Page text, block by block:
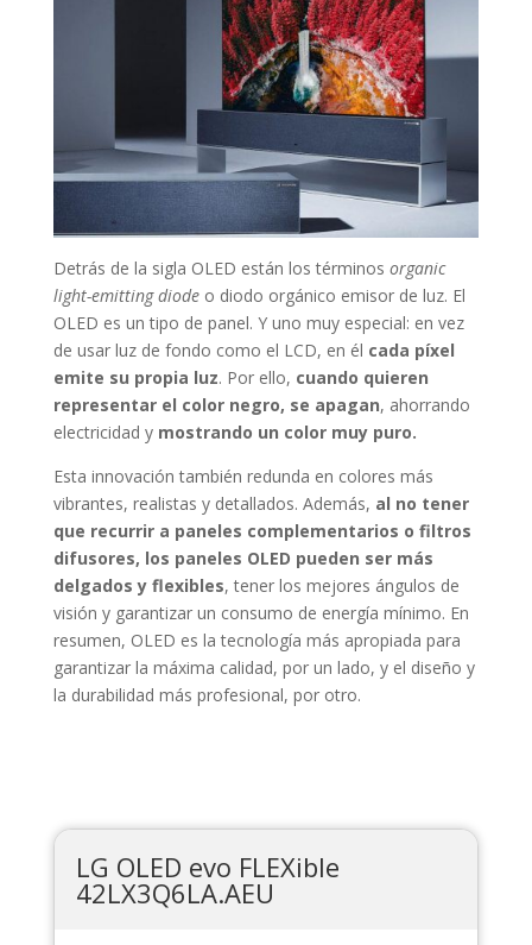
Detrás de la sigla OLED están los términos organic
light-emitting diodeo diodo orgánico emisor de luz. El
OLED es un tipo de panel. Y uno muy especial: en vez
de usar luz de fondo como el LCD, en él cada píxel
emite su propia luz. Por ello, cuando quieren
representar el color negro, se apagan, ahorrando
electricidad y mostrando un color muy puro.
Esta innovación también redunda en colores más
vibrantes, realistas y detallados. Además, al no tener
que recurrir a paneles complementarios o filtros
difusores, los paneles OLED pueden ser más
delgados y flexibles, tener los mejores ángulos de
visión y garantizar un consumo de energía mínimo. En
resumen, OLED es la tecnología más apropiada para
garantizar la máxima calidad, por un lado, y el diseño y
la durabilidad más profesional, por otro.
LG OLED evo FLEXible
42LX3Q6LA.AEU